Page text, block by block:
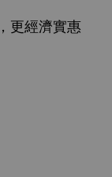
更經濟實惠